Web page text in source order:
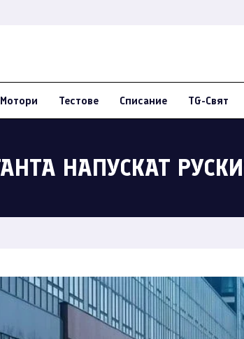
Мотори Тестове Списание TG-Свят
НАПУСКАТ